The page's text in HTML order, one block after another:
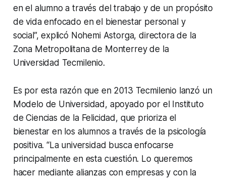
en el alumno a través del trabajo y de un propósito
de vida enfocado en el bienestar personal y
social”, explicó Nohemi Astorga, directora de la
Zona Metropolitana de Monterrey de la
Universidad Tecmilenio.
Es por esta razón que en 2013 Tecmilenio lanzó un
Modelo de Universidad, apoyado por el Instituto
de Ciencias de la Felicidad, que prioriza el
bienestar en los alumnos a través de la psicología
positiva. “La universidad busca enfocarse
principalmente en esta cuestión. Lo queremos
hacer mediante alianzas con empresas y con la